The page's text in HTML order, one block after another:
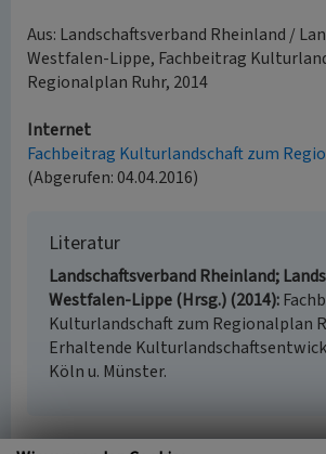
Aus: Landschaftsverband Rheinland /
Westfalen-Lippe, Fachbeitrag
Regionalplan Ruhr, 2014
Internet
Fachbeitrag Kulturlandschaft zum
(Abgerufen: 04.04.2016)
Literatur
Landschaftsverband Rheinland;
Westfalen-Lippe (Hrsg.) (2014)
Kulturlandschaft zum Regionalplan
Erhaltende
Köln u. Münster.